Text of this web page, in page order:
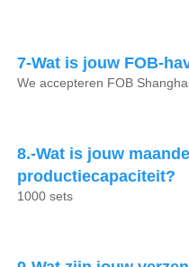
7-Wat is jouw FOB-
We accepteren FOB
8.-Wat is jouw
productiecapaciteit?
1000 sets